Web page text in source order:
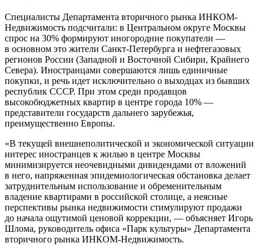
Специалисты Департамента вторичного рынка ИНКОМ-
Недвижимость подсчитали: в Центральном округе Москвы
спрос на 30% формируют иногородние покупатели —
в основном это жители Санкт-Петербурга и нефтегазовых
регионов России (Западной и Восточной Сибири, Крайнего
Севера). Иностранцами совершаются лишь единичные
покупки, и речь идет исключительно о выходцах из бывших
республик СССР. При этом среди продавцов
высокобюджетных квартир в центре города 10% —
представители государств дальнего зарубежья,
преимущественно Европы.
«В текущей внешнеполитической и экономической ситуации
интерес иностранцев к жилью в центре Москвы
минимизируется неочевидными дивидендами от вложений
в него, напряженная эпидемиологическая обстановка делает
затруднительным использование и обременительным
владение квартирами в российской столице, а неясные
перспективы рынка недвижимости стимулируют продажи
до начала ощутимой ценовой коррекции, — объясняет Игорь
Шлома, руководитель офиса «Парк культуры» Департамента
вторичного рынка ИНКОМ-Недвижимость.